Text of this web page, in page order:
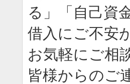
る」「自己資
借入にご不安
お気軽にご
皆様からのご